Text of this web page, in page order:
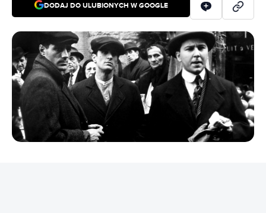
DODAJ DO ULUBIONYCH W GOOGLE